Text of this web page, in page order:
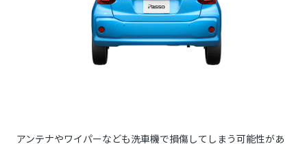
アンテナやワイパーなども洗車機で損傷してしまう可能性があ